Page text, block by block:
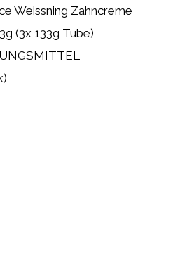
Weissning Zahncreme
(3x 133g Tube)